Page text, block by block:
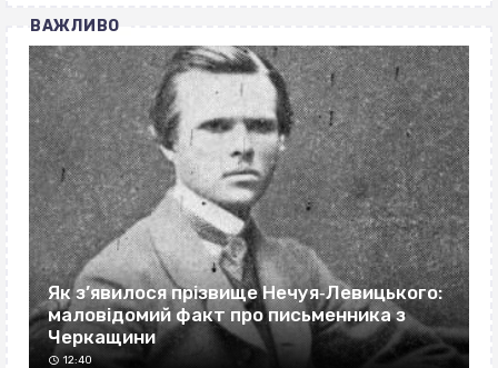
ВАЖЛИВО
Як з’явилося прізвище Нечуя‐Левицького:
маловідомий факт про письменника з
Черкащини
12:40